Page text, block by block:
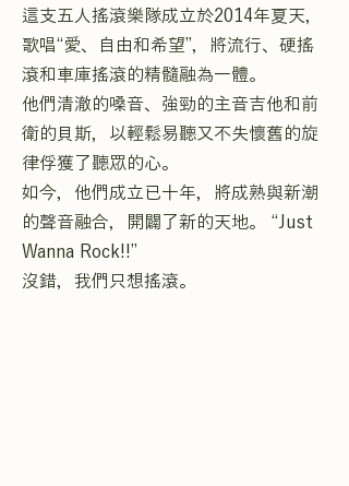
這支五人搖滾樂隊成立於2014年夏天，
歌唱“愛、自由和希望”，將流行、硬搖
滾和車庫搖滾的精髓融為一體。
他們清澈的嗓音、強勁的主音吉他和前
衛的貝斯，以輕鬆易聽又不失懷舊的旋
律俘獲了聽眾的心。
如今，他們成立已十年，將成熟與新潮
的聲音融合，開闢了新的天地。 “Just
Wanna Rock!!”
沒錯，我們只想搖滾。